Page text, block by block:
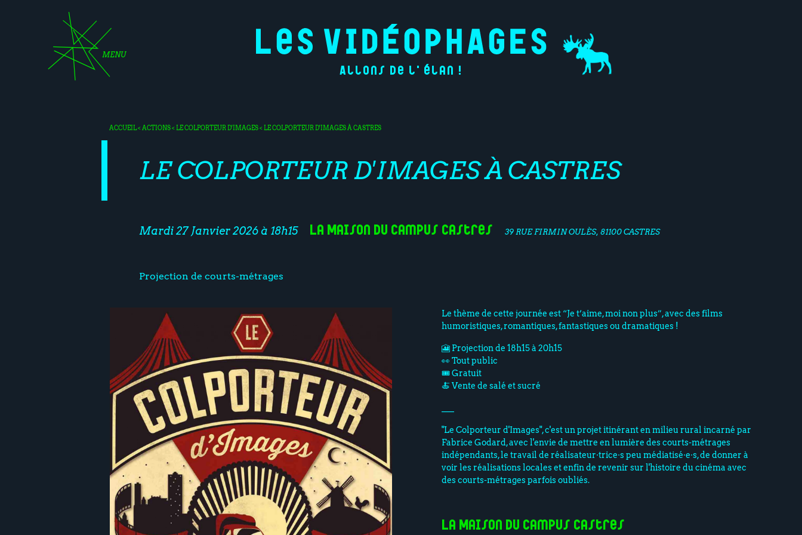
MENU
Allons de l'élan !
ACCUEIL<ACTIONS<LE COLPORTEUR D'IMAGES< LE COLPORTEUR D'IMAGES À CASTRES
LE COLPORTEUR D'IMAGES À CASTRES
Mardi 27 Janvier 2026 à 18h15 La Maison du Campus Castres 39 RUE FIRMIN OULÈS, 81100 CASTRES
Projection de courts-métrages
Le thème de cette journée est “Je t’aime, moi non plus”, avec des films
humoristiques, romantiques, fantastiques ou dramatiques !
🎦 Projection de 18h15 à 20h15
👀 Tout public
🎟️ Gratuit
🍝 Vente de salé et sucré
"Le Colporteur d'Images", c'est un projet itinérant en milieu rural incarné par
Fabrice Godard, avec l'envie de mettre en lumière des courts-métrages
indépendants, le travail de réalisateur·trice·s peu médiatisé·e·s, de donner à
voir les réalisations locales et enfin de revenir sur l'histoire du cinéma avec
des courts-métrages parfois oubliés.
La Maison du Campus Castres